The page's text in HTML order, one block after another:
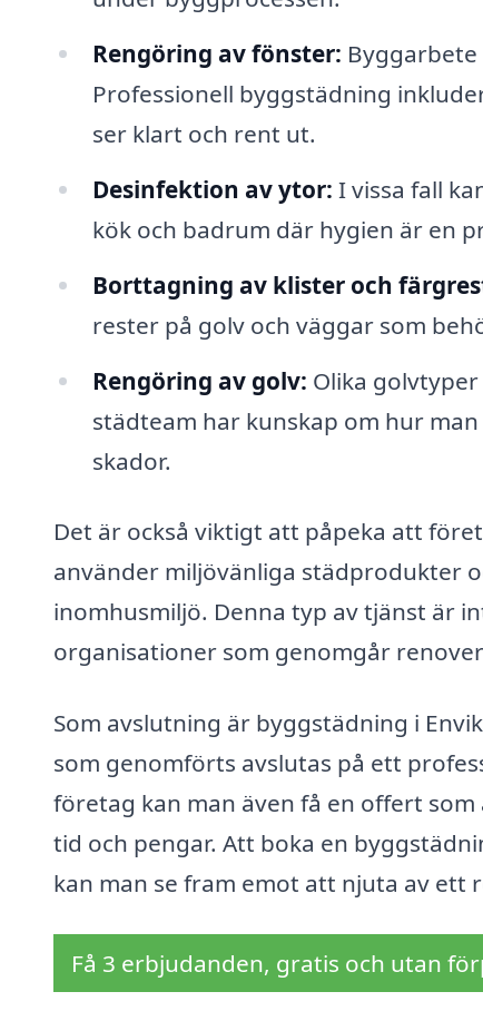
Rengöring av fönster:
Professionell byggstädning
ser klart och rent ut.
Desinfektion av ytor: I vissa fall
kök och badrum där hygien är en
Borttagning av klister och
rester på golv och väggar som
Rengöring av golv: Olika
städteam har kunskap om hur
skador.
Det är också viktigt att påpeka att
använder miljövänliga städprodukter
inomhusmiljö. Denna typ av tjänst är
organisationer som genomgår
Som avslutning är byggstädning i
som genomförts avslutas på ett
företag kan man även få en offert
tid och pengar. Att boka en
kan man se fram emot att njuta av ett
Få 3 erbjudanden, gratis och utan